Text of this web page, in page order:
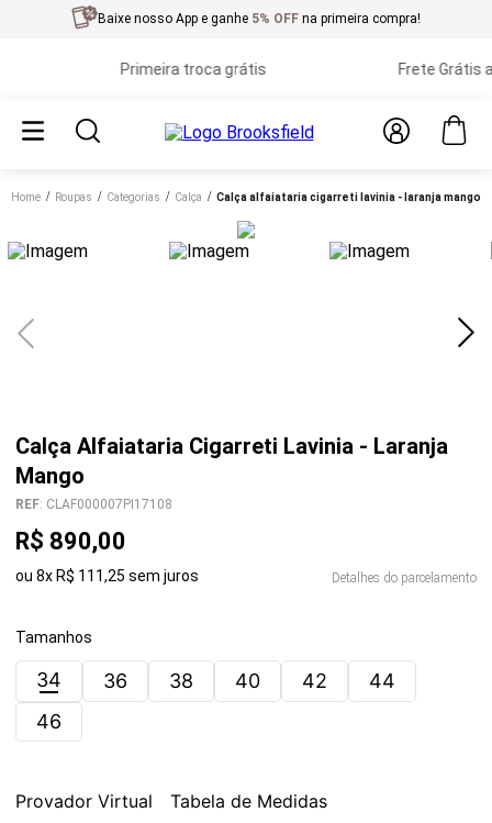
Baixe nosso App e ganhe 5% OFF na primeira compra!
Primeira troca grátis Frete Grátis
Home roupas categorias calça calça alfaiataria cigarreti lavinia - laranja mango
Calça Alfaiataria Cigarreti Lavinia - Laranja
Mango
REF: CLAF000007PI17108
R$ 890,00
ou 8x R$ 111,25 sem juros Detalhes do parcelamento
Tamanhos
34 36 38 40 42
44
46
Provador Virtual Tabela de Medidas